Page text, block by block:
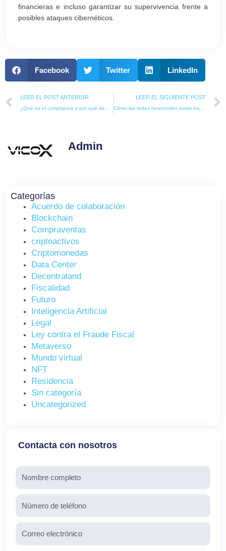
financieras e incluso garantizar su supervivencia frente a
posibles ataques cibernéticos.
Facebook Twitter LinkedIn
Prev
LEER EL POST ANTERIOR
¿Qué es el compliance y por qué debería preocuparte como empresa?
LEER EL SIGUIENTE POST
Cómo las redes neuronales están transformando la inteligencia artificial?
Admin
Categorías
Acuerdo de colaboración
Blockchain
Compraventas
criptoactivos
Criptomonedas
Data Center
Decentraland
Fiscalidad
Futuro
Inteligencia Artificial
Legal
Ley contra el Fraude Fiscal
Metaverso
Mundo virtual
NFT
Residencia
Sin categoría
Uncategorized
Contacta con nosotros
Nombre
Teléfono
Email